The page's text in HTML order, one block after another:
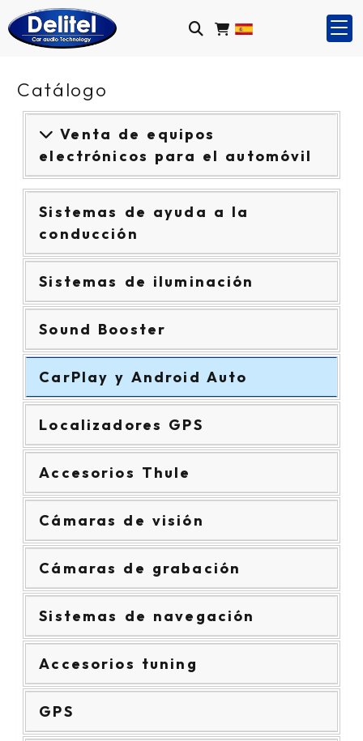
Catálogo
Venta de equipos
electrónicos para el automóvil
Sistemas de ayuda a la
conducción
Sistemas de iluminación
Sound Booster
CarPlay y Android Auto
Localizadores GPS
Accesorios Thule
Cámaras de visión
Cámaras de grabación
Sistemas de navegación
Accesorios tuning
GPS